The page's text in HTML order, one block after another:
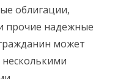
облигации,
прочие надежные
может